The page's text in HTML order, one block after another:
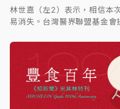
林世嘉（左2）表示，相信本
易消失。台灣醫界聯盟基金會